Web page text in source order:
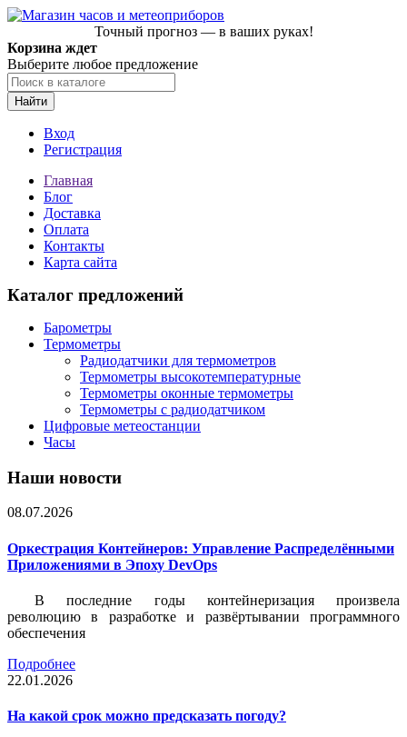
Точный прогноз — в ваших руках!
Корзина ждет
Выберите любое предложение
Найти
Вход
Регистрация
Главная
Блог
Доставка
Оплата
Контакты
Карта сайта
Каталог предложений
Барометры
Термометры
Радиодатчики для термометров
Термометры высокотемпературные
Термометры оконные термометры
Термометры с радиодатчиком
Цифровые метеостанции
Часы
Наши новости
08.07.2026
Оркестрация Контейнеров: Управление Распределёнными
Приложениями в Эпоху DevOps
В последние годы контейнеризация произвела
революцию в разработке и развёртывании программного
обеспечения
Подробнее
22.01.2026
На какой срок можно предсказать погоду?